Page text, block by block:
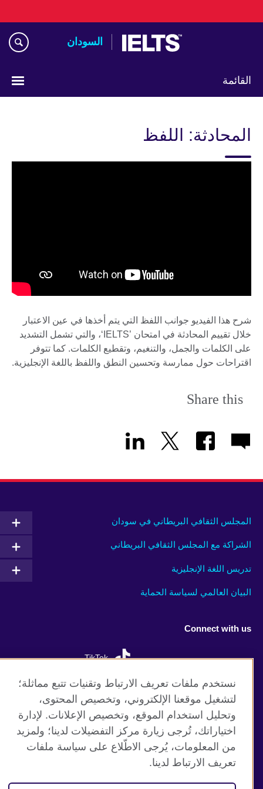
مباشرة
السودان
القائمة
المحادثة: اللفظ
شرح هذا الفيديو جوانب اللفظ التي يتم أخذها في عين الاعتبار
خلال تقييم المحادثة في امتحان ’IELTS‘، والتي تشمل التشديد
على الكلمات والجمل، والتنغيم، وتقطيع الكلمات. كما تتوفر
اقتراحات حول ممارسة وتحسين النطق واللفظ باللغة الإنجليزية.
Share this
المجلس الثقافي البريطاني في سودان
الشراكة مع المجلس الثقافي البريطاني
تدريس اللغة الإنجليزية
البيان العالمي لسياسة الحماية
Connect with us
TikTok
موقع المجلس الثقافي البريطاني العالمي
الخصوصية وشروط الاستخدام
ملفات تعريف الإرتباط
خارطة الموقع
نستخدم ملفات تعريف الارتباط وتقنيات تتبع مماثلة؛
لتشغيل موقعنا الإلكتروني، وتخصيص المحتوى،
وتحليل استخدام الموقع، وتخصيص الإعلانات. لإدارة
اختياراتك، تُرجى زيارة مركز التفضيلات لدينا؛ ولمزيد
من المعلومات، يُرجى الاطّلاع على سياسة ملفات
تعريف الارتباط لدينا.